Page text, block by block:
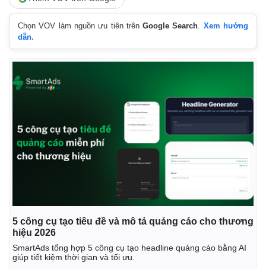
Chọn VOV làm nguồn ưu tiên trênGoogle Search. Xem hướng
dẫn.
5 công cụ tạo tiêu đề và mô tả quảng cáo cho thương
hiệu 2026
SmartAds tổng hợp 5 công cụ tạo headline quảng cáo bằng AI
giúp tiết kiệm thời gian và tối ưu.